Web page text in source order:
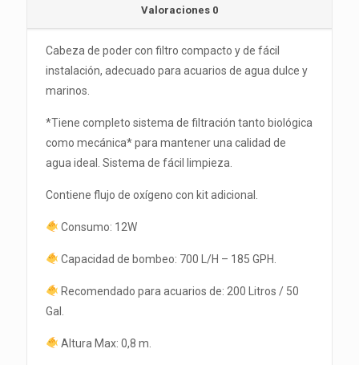
Valoraciones 0
Cabeza de poder con filtro compacto y de fácil
instalación, adecuado para acuarios de agua dulce y
marinos.
*Tiene completo sistema de filtración tanto biológica
como mecánica* para mantener una calidad de
agua ideal. Sistema de fácil limpieza.
Contiene flujo de oxígeno con kit adicional.
Consumo: 12W
Capacidad de bombeo: 700 L/H – 185 GPH.
Recomendado para acuarios de: 200 Litros / 50
Gal.
Altura Max: 0,8 m.